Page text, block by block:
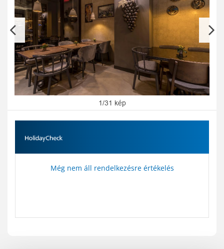
Previous
1/31 kép
Next
Még nem áll rendelkezésre értékelés